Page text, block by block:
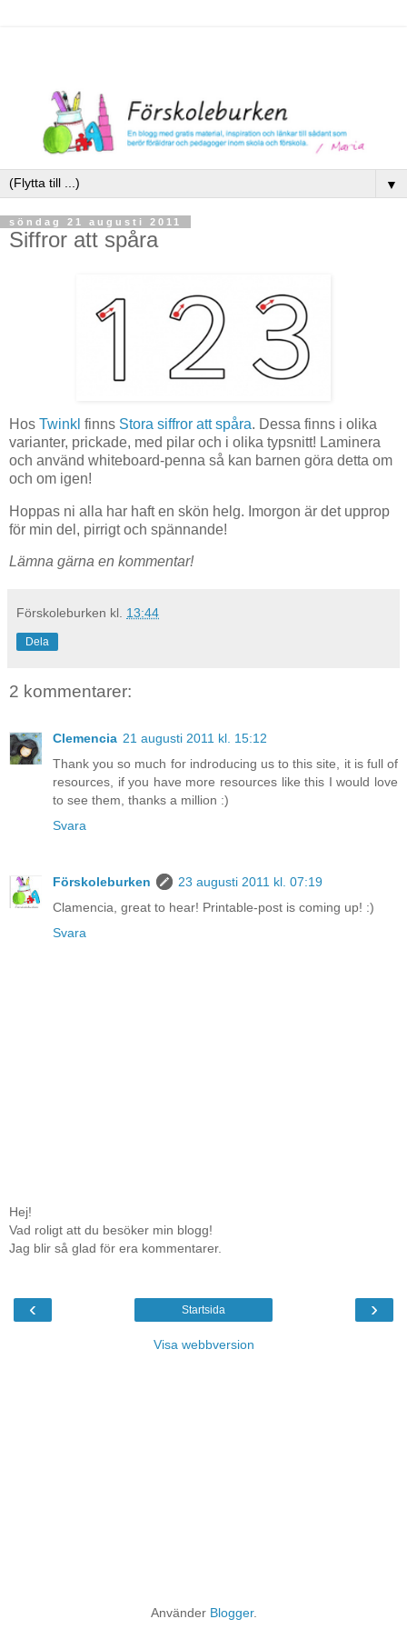
▼
söndag 21 augusti 2011
Siffror att spåra
Hos Twinkl finns Stora siffror att spåra. Dessa finns i olika
varianter, prickade, med pilar och i olika typsnitt! Laminera
och använd whiteboard-penna så kan barnen göra detta om
och om igen!
Hoppas ni alla har haft en skön helg. Imorgon är det upprop
för min del, pirrigt och spännande!
Lämna gärna en kommentar!
Förskoleburken kl. 13:44
Dela
2 kommentarer:
Clemencia 21 augusti 2011 kl. 15:12
Thank you so much for indroducing us to this site, it is full of
resources, if you have more resources like this I would love
to see them, thanks a million :)
Svara
Förskoleburken
23 augusti 2011 kl. 07:19
Clamencia, great to hear! Printable-post is coming up! :)
Svara
Hej!
Vad roligt att du besöker min blogg!
Jag blir så glad för era kommentarer.
‹ ›
Startsida
Visa webbversion
Använder Blogger.